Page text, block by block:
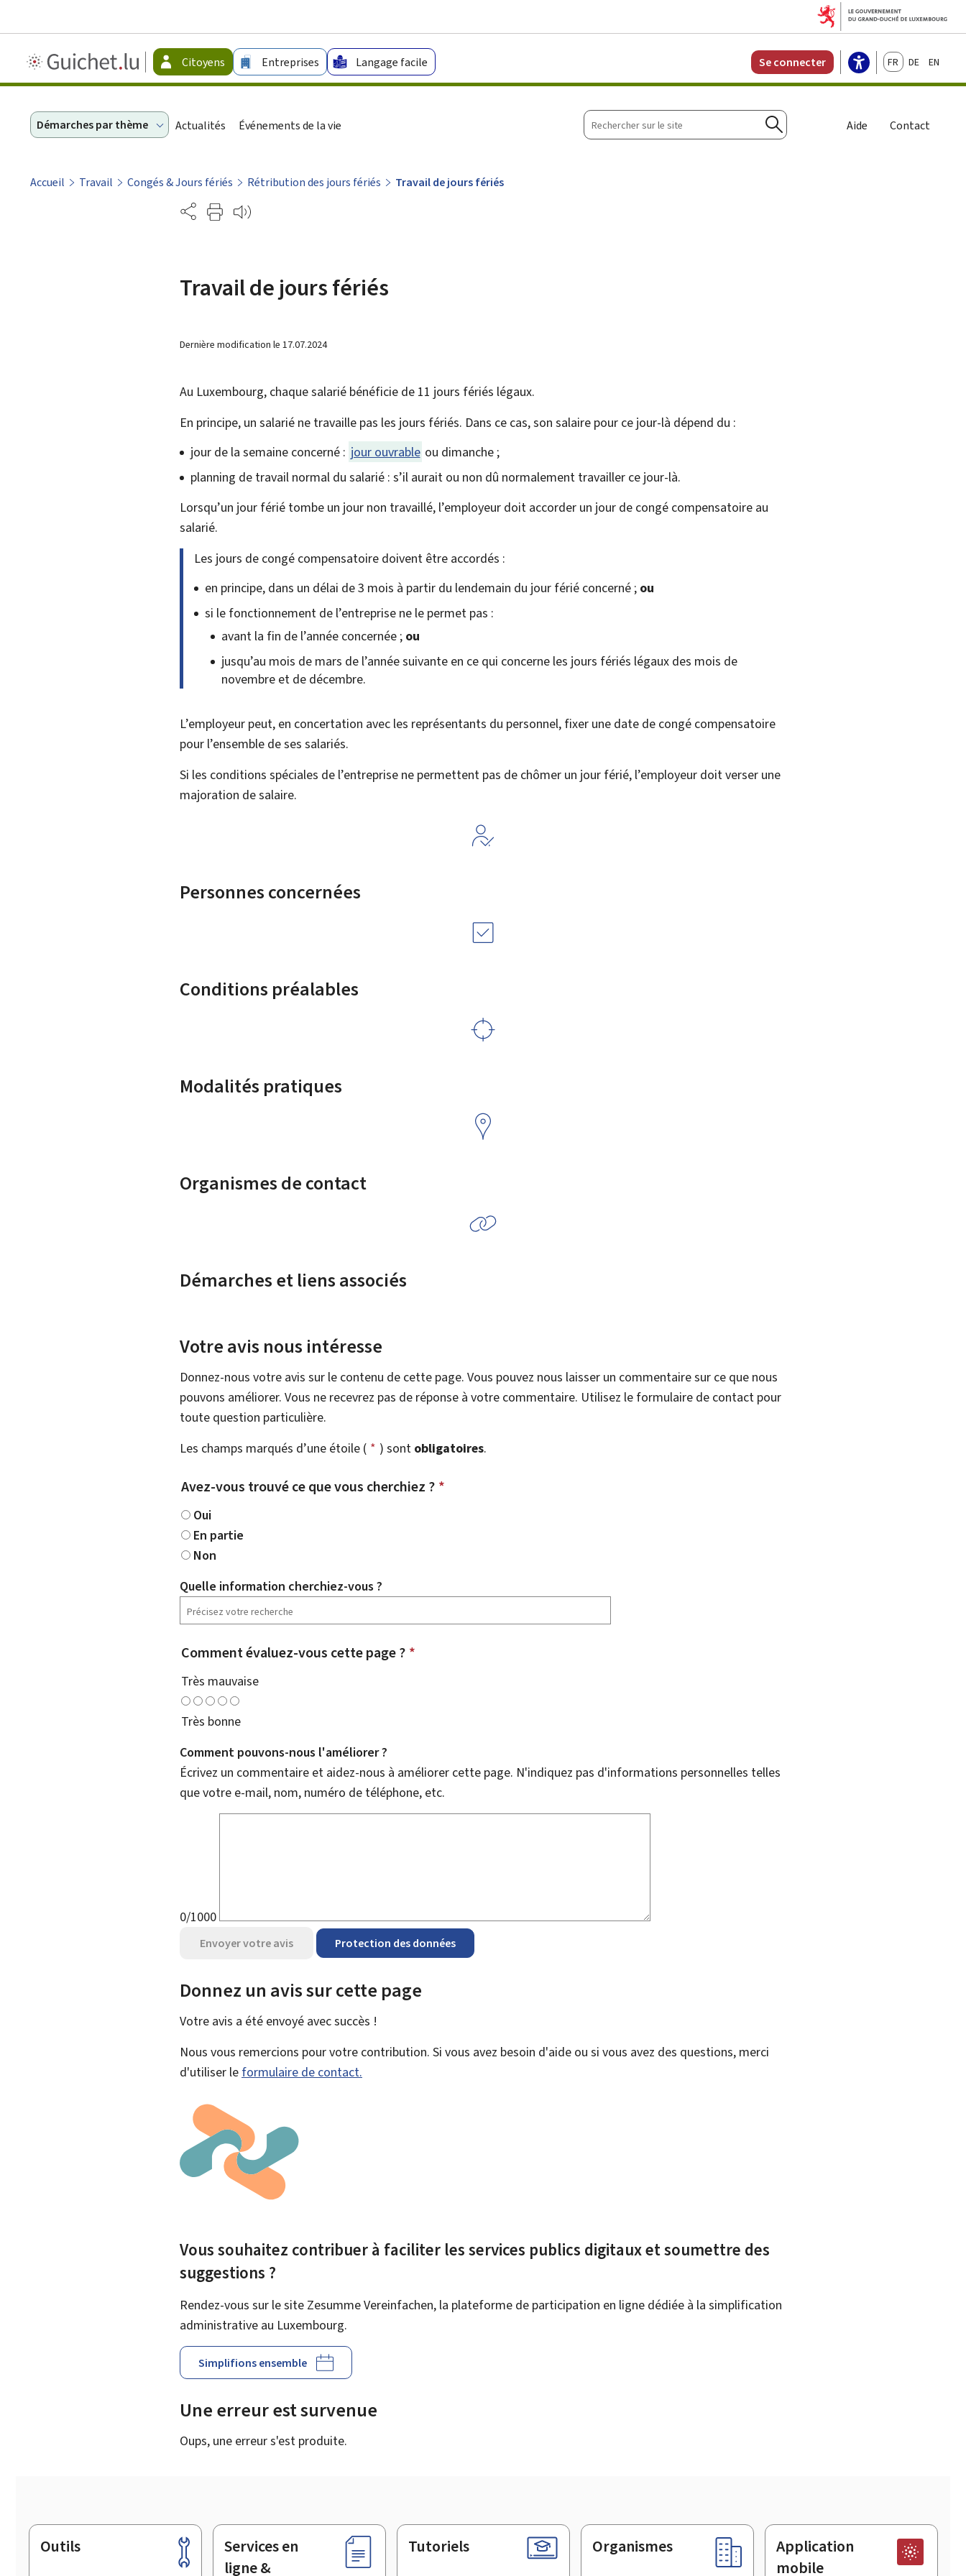
Guichet.lu
-
Citoyens Entreprises Langage facile Se connecter FrançaisDeutschEnglish
Démarches par thème Actualités Événements de la vie
Rechercher
sur
Rechercher
Aide Contact
Accueil Travail Congés & Jours fériés Rétribution des jours fériés
Travail de jours fériés
Partage
Travail de jours fériés
Dernière modification le 17.07.2024
Au Luxembourg, chaque salarié bénéficie de 11 jours fériés légaux.
En principe, un salarié ne travaille pas les jours fériés. Dans ce cas, son salaire pour ce jour-là dépend du :
jour de la semaine concerné : jour ouvrable ou dimanche ;
planning de travail normal du salarié : s’il aurait ou non dû normalement travailler ce jour-là.
Lorsqu’un jour férié tombe un jour non travaillé, l’employeur doit accorder un jour de congé compensatoire au
salarié.
Les jours de congé compensatoire doivent être accordés :
en principe, dans un délai de 3 mois à partir du lendemain du jour férié concerné ; ou
si le fonctionnement de l’entreprise ne le permet pas :
avant la fin de l’année concernée ; ou
jusqu’au mois de mars de l’année suivante en ce qui concerne les jours fériés légaux des mois de
novembre et de décembre.
L’employeur peut, en concertation avec les représentants du personnel, fixer une date de congé compensatoire
pour l’ensemble de ses salariés.
Si les conditions spéciales de l’entreprise ne permettent pas de chômer un jour férié, l’employeur doit verser une
majoration de salaire.
Personnes concernées
Conditions préalables
Modalités pratiques
Organismes de contact
Démarches et liens associés
Votre avis nous intéresse
Donnez-nous votre avis sur le contenu de cette page. Vous pouvez nous laisser un commentaire sur ce que nous
pouvons améliorer. Vous ne recevrez pas de réponse à votre commentaire. Utilisez le formulaire de contact pour
toute question particulière.
Les champs marqués d’une étoile ( * ) sont obligatoires.
Avez-vous trouvé ce que vous cherchiez ? *
Oui
En partie
Non
Quelle information cherchiez-vous ?
Comment évaluez-vous cette page ? *
Très mauvaise
Très bonne
Comment pouvons-nous l'améliorer ?
Écrivez un commentaire et aidez-nous à améliorer cette page. N'indiquez pas d'informations personnelles telles
que votre e-mail, nom, numéro de téléphone, etc.
0/1000
Envoyer votre avis Protection des données
Donnez un avis sur cette page
Votre avis a été envoyé avecsuccès !
Nous vous remercions pour votre contribution. Si vous avez besoin d'aide ou si vous avez des questions, merci
d'utiliser le formulaire de contact.
Vous souhaitez contribuer à faciliter les services publics digitaux et soumettre des
suggestions ?
Rendez-vous sur le site Zesumme Vereinfachen, la plateforme de participation en ligne dédiée à la simplification
administrative au Luxembourg.
Simplifions ensemble
Une erreur est survenue
Oups, une erreur s'est produite.
Pied
Outils
Services en
ligne &
Tutoriels Organismes
Application
mobile